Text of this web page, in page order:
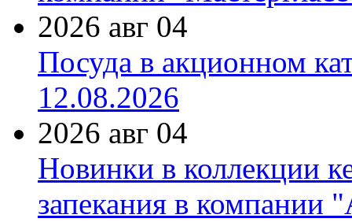
2026 авг 04
Посуда в акционном
12.08.2026
2026 авг 04
Новинки в коллекции
запекания в компании